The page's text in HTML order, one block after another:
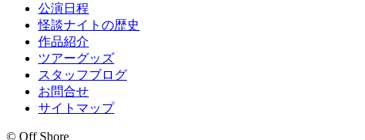
公演日程
怪談ナイトの歴史
作品紹介
ツアーグッズ
スタッフブログ
お問合せ
サイトマップ
© Off Shore